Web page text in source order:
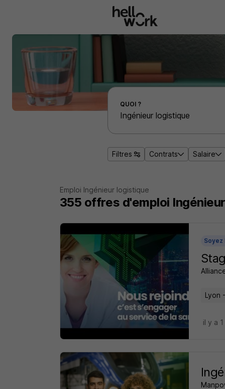
Effectuer une recherche d'emploi par localité
QUOI ?
Filtres Contrats Salaire
Emploi Ingénieur logistique
355 offres d'emploi
Soyez
Lyon
il y a